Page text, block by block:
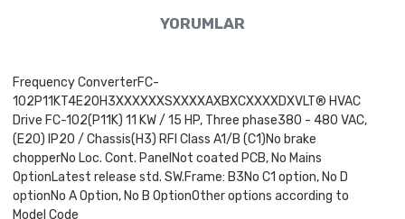
YORUMLAR
Frequency ConverterFC-
102P11KT4E20H3XXXXXXSXXXXAXBXCXXXXDXVLT® HVAC
Drive FC-102(P11K) 11 KW / 15 HP, Three phase380 - 480 VAC,
(E20) IP20 / Chassis(H3) RFI Class A1/B (C1)No brake
chopperNo Loc. Cont. PanelNot coated PCB, No Mains
OptionLatest release std. SW.Frame: B3No C1 option, No D
optionNo A Option, No B OptionOther options according to
Model Code